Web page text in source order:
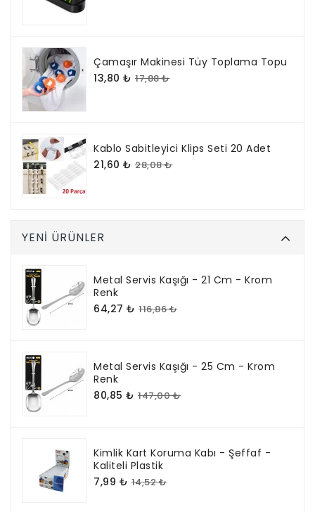
Çamaşır Makinesi Tüy Toplama Topu
13,80 ₺ 17,88 ₺
Kablo Sabitleyici Klips Seti 20 Adet
21,60 ₺ 28,08 ₺
YENI ÜRÜNLER
Metal Servis Kaşığı - 21 Cm - Krom
Renk
64,27 ₺ 116,86 ₺
Metal Servis Kaşığı - 25 Cm - Krom
Renk
80,85 ₺ 147,00 ₺
Kimlik Kart Koruma Kabı - Şeffaf -
Kaliteli Plastik
7,99 ₺ 14,52 ₺